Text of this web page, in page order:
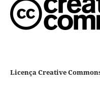
Licença Creative